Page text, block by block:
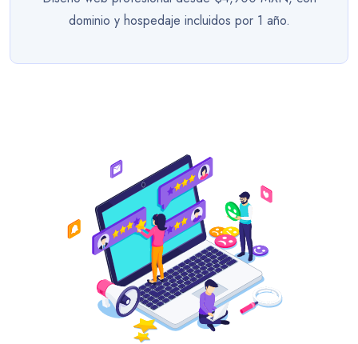
dominio y hospedaje incluidos por 1 año.